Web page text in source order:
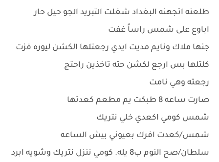
طلعنه اتجهنه البغداد شغلت التبريد الجو حيل حار
اباوع على شمس راساً غفت
جنها ملاك ونايم مديت ايدي رجعتلها الكشن ليوره فزت
كلتلها بس ارجع لكشن حته تاخذين راحتج
رجعته وهي نامت
صارت ساعه 8 طبكت يم مطعم كعدتها
شمس كومي اكعدي خلي نتريك
شمس/كعدت افرك بعيوني بيش الساعه
سلطان/صح النوم ب8 يله. كومي ننزل نتريك وشويه ابرد